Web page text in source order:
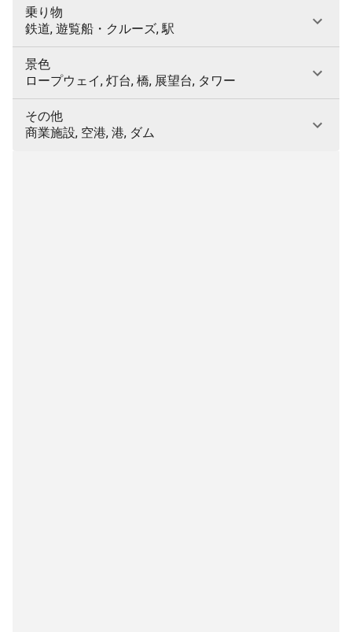
乗り物
鉄道, 遊覧船・クルーズ, 駅
景色
ロープウェイ, 灯台, 橋, 展望台, タワー
その他
商業施設, 空港, 港, ダム